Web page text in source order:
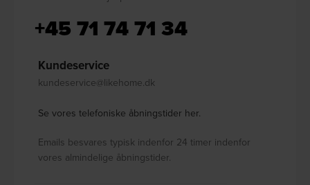
+45 71 74 71 34
Kundeservice
kundeservice@likehome.dk
Se vores telefoniske åbningstider her.
Emails besvares typisk indenfor 24 timer indenfor
vores almindelige åbningstider.